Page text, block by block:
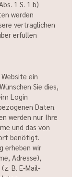
1 S. 1 b)
werden
vertraglichen
erfüllen
ein
Sie dies,
Login
Daten.
werden nur Ihre
und das von
benötigt.
erheben wir
Adresse),
B. E-Mail-